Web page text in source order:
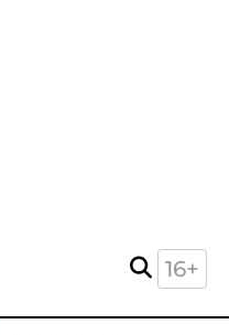
16+